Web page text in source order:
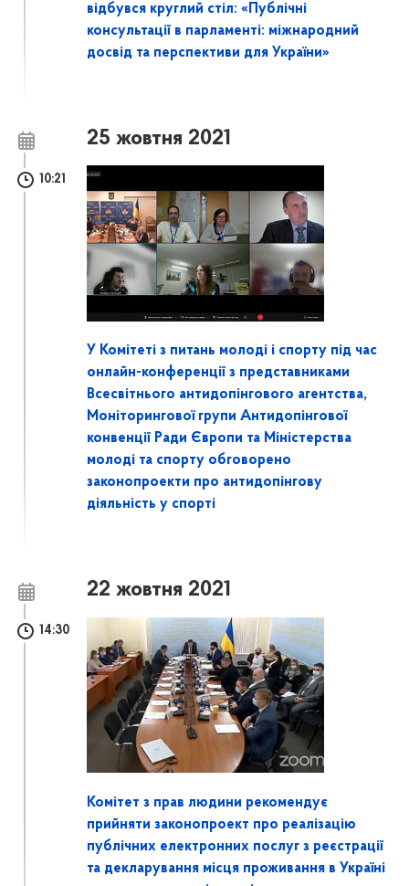
відбувся круглий стіл: «Публічні
консультації в парламенті: міжнародний
досвід та перспективи для України»
25 жовтня 2021
10:21
У Комітеті з питань молоді і спорту під час
онлайн-конференції з представниками
Всесвітнього антидопінгового агентства,
Моніторингової групи Антидопінгової
конвенції Ради Європи та Міністерства
молоді та спорту обговорено
законопроекти про антидопінгову
діяльність у спорті
22 жовтня 2021
14:30
Комітет з прав людини рекомендує
прийняти законопроект про реалізацію
публічних електронних послуг з реєстрації
та декларування місця проживання в Україні